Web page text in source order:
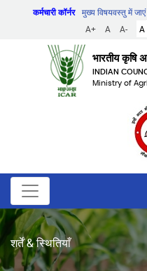
कर्मचारी कॉर्नर मुख्य विषयवस्तु में जाएं
A+
A A- A
भारतीय कृषि
INDIAN
Ministry of
शर्तें & स्थितियाँ